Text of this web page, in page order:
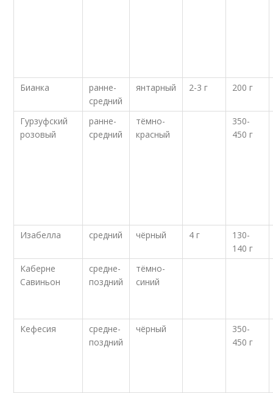
Бианка
ранне-
средний
янтарный 2-3 г 200 г
Гурзуфский
розовый
ранне-
средний
тёмно-
красный
350-
450 г
Изабелла средний чёрный 4 г
130-
140 г
Каберне
Савиньон
средне-
поздний
тёмно-
синий
Кефесия
средне-
поздний
чёрный
350-
450 г